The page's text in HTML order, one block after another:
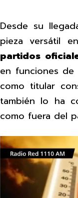
Desde su
pieza versátil
partidos
en funciones
como titular
también lo ha
como fuera del